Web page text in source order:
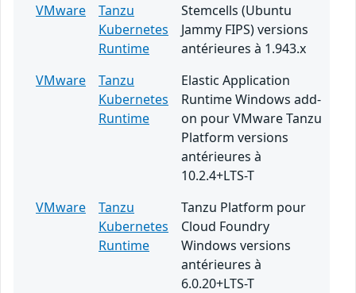
VMware
Tanzu
Kubernetes
Runtime
Stemcells (Ubuntu
Jammy FIPS) versions
antérieures à 1.943.x
VMware
Tanzu
Kubernetes
Runtime
Elastic Application
Runtime Windows add-
on pour VMware Tanzu
Platform versions
antérieures à
10.2.4+LTS-T
VMware
Tanzu
Kubernetes
Runtime
Tanzu Platform pour
Cloud Foundry
Windows versions
antérieures à
6.0.20+LTS-T